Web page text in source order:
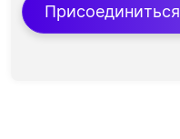
Присоединиться